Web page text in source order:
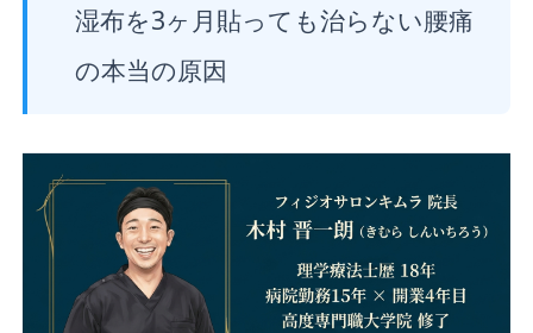
湿布を3ヶ月貼っても治らない腰痛
の本当の原因